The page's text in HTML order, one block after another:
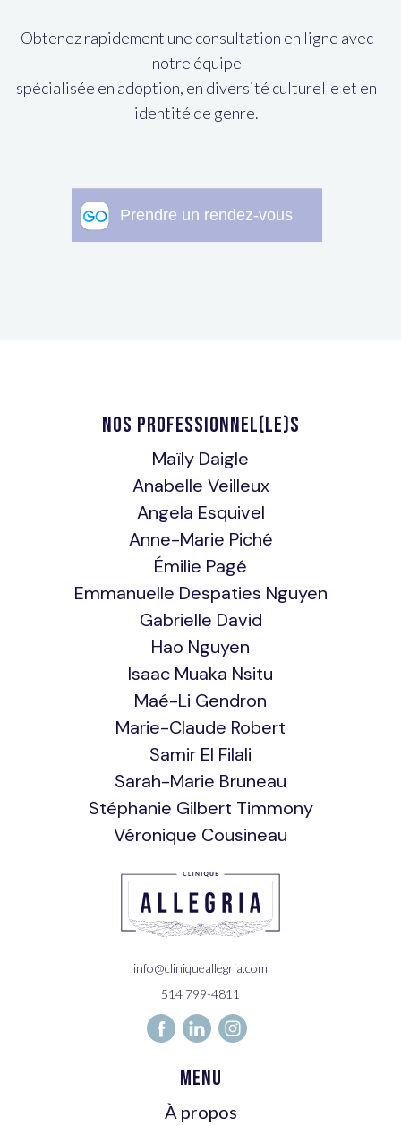
Obtenez rapidement une consultation en ligne avec
notre équipe
spécialisée en adoption, en diversité culturelle et en
identité de genre.
info@cliniqueallegria.com
514 799-4811
Menu
À propos
NOS PROFESSIONNEL(LE)S
Maïly Daigle
Anabelle Veilleux
Angela Esquivel
Anne-Marie Piché
Émilie Pagé
Emmanuelle Despaties Nguyen
Gabrielle David
Hao Nguyen
Isaac Muaka Nsitu
Maé-Li Gendron
Marie-Claude Robert
Samir El Filali
Sarah-Marie Bruneau
Stéphanie Gilbert Timmony
Véronique Cousineau